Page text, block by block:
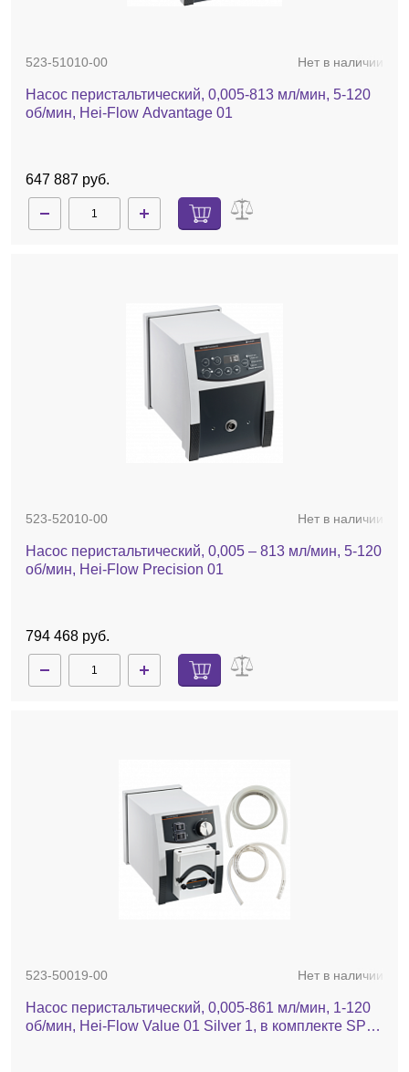
523-51010-00 Нет в наличии
Насос перистальтический, 0,005-813 мл/мин, 5-120
об/мин, Hei-Flow Advantage 01
647 887 руб.
523-52010-00 Нет в наличии
Насос перистальтический, 0,005 – 813 мл/мин, 5-120
об/мин, Hei-Flow Precision 01
794 468 руб.
523-50019-00 Нет в наличии
Насос перистальтический, 0,005-861 мл/мин, 1-120
об/мин, Hei-Flow Value 01 Silver 1, в комплекте SP